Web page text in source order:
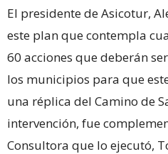
El presidente de Asicotur,
este plan que contempla
60 acciones que deberán
los municipios para que
una réplica del Camino de
intervención, fue
Consultora que lo ejecutó,